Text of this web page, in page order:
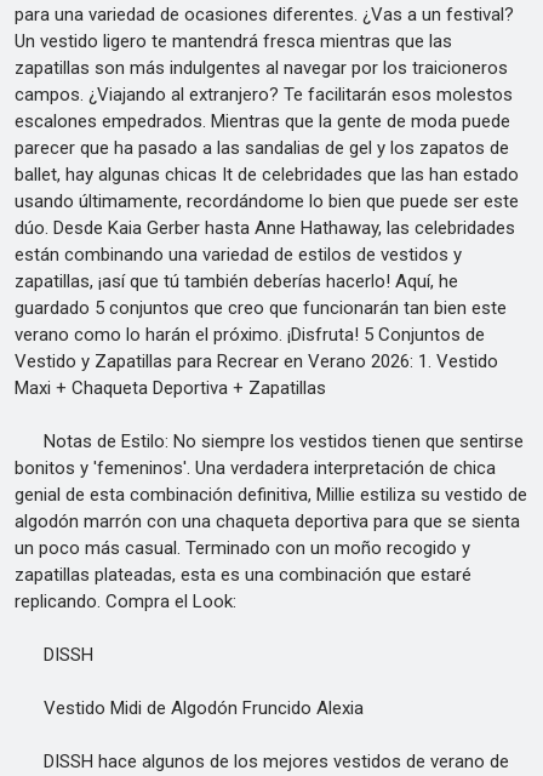
para una variedad de ocasiones diferentes. ¿Vas a un festival?
Un vestido ligero te mantendrá fresca mientras que las
zapatillas son más indulgentes al navegar por los traicioneros
campos. ¿Viajando al extranjero? Te facilitarán esos molestos
escalones empedrados. Mientras que la gente de moda puede
parecer que ha pasado a las sandalias de gel y los zapatos de
ballet, hay algunas chicas It de celebridades que las han estado
usando últimamente, recordándome lo bien que puede ser este
dúo. Desde Kaia Gerber hasta Anne Hathaway, las celebridades
están combinando una variedad de estilos de vestidos y
zapatillas, ¡así que tú también deberías hacerlo! Aquí, he
guardado 5 conjuntos que creo que funcionarán tan bien este
verano como lo harán el próximo. ¡Disfruta! 5 Conjuntos de
Vestido y Zapatillas para Recrear en Verano 2026: 1. Vestido
Maxi + Chaqueta Deportiva + Zapatillas
Notas de Estilo: No siempre los vestidos tienen que sentirse
bonitos y 'femeninos'. Una verdadera interpretación de chica
genial de esta combinación definitiva, Millie estiliza su vestido de
algodón marrón con una chaqueta deportiva para que se sienta
un poco más casual. Terminado con un moño recogido y
zapatillas plateadas, esta es una combinación que estaré
replicando. Compra el Look:
DISSH
Vestido Midi de Algodón Fruncido Alexia
DISSH hace algunos de los mejores vestidos de verano de